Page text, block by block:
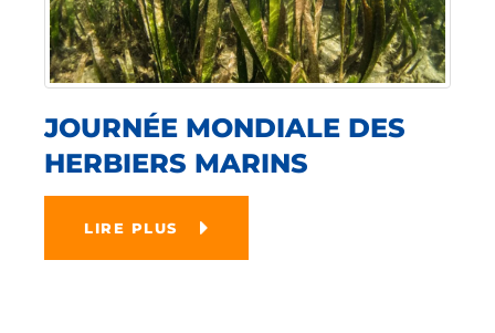
JOURNÉE MONDIALE DES
HERBIERS MARINS
LIRE PLUS